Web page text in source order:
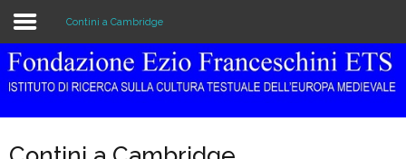
Home
Contini a Cambridge